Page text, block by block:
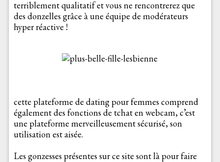
terriblement qualitatif et vous ne rencontrerez que
des donzelles grâce à une équipe de modérateurs
hyper réactive !
cette plateforme de dating pour femmes comprend
également des fonctions de tchat en webcam, c’est
une plateforme merveilleusement sécurisé, son
utilisation est aisée.
Les gonzesses présentes sur ce site sont là pour faire